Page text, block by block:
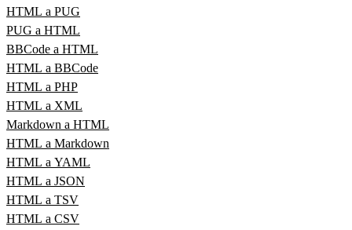
HTML a PUG
PUG a HTML
BBCode a HTML
HTML a BBCode
HTML a PHP
HTML a XML
Markdown a HTML
HTML a Markdown
HTML a YAML
HTML a JSON
HTML a TSV
HTML a CSV